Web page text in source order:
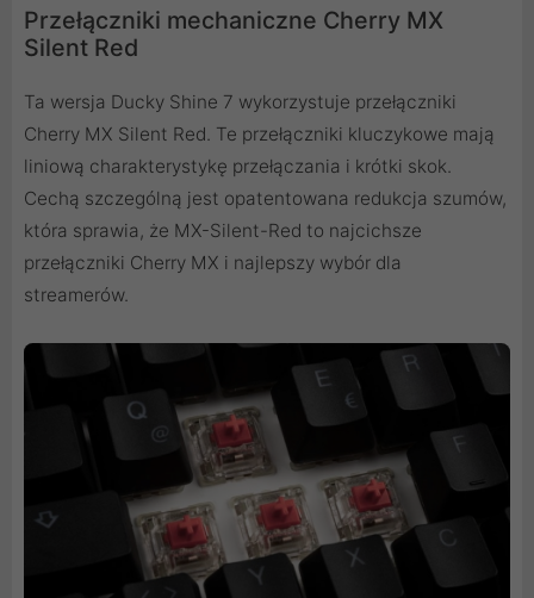
Przełączniki mechaniczne Cherry MX
Silent Red
Ta wersja Ducky Shine 7 wykorzystuje przełączniki
Cherry MX Silent Red. Te przełączniki kluczykowe mają
liniową charakterystykę przełączania i krótki skok.
Cechą szczególną jest opatentowana redukcja szumów,
która sprawia, że ​​MX-Silent-Red to najcichsze
przełączniki Cherry MX i najlepszy wybór dla
streamerów.